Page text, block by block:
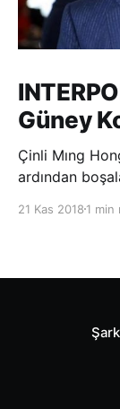
Güney
Çinli Mıng
ardından
seçildi.
21 Kas 2018 1 min